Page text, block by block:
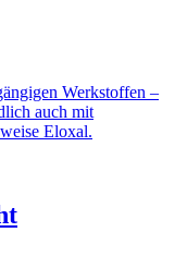
Werkstoffen –
auch mit
Eloxal.